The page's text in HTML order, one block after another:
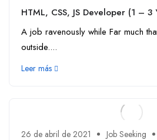
HTML, CSS, JS Developer (1 – 3
A job ravenously while Far much
outside....
Leer más
26 de abril de 2021 Job Seeking